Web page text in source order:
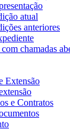
atual
anteriores
chamadas
Extensão
e Contratos